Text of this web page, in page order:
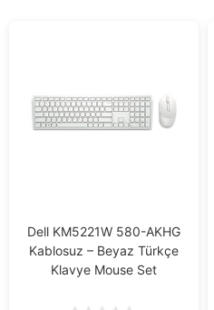
Dell KM5221W 580-AKHG
Kablosuz – Beyaz Türkçe
Klavye Mouse Set